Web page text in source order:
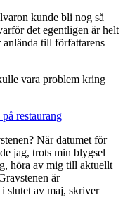
kunde bli nog så
det egentligen är helt
till författarens
vara problem kring
restaurang
När datumet för
jag, trots min blygsel
höra av mig till aktuellt
är
slutet av maj, skriver